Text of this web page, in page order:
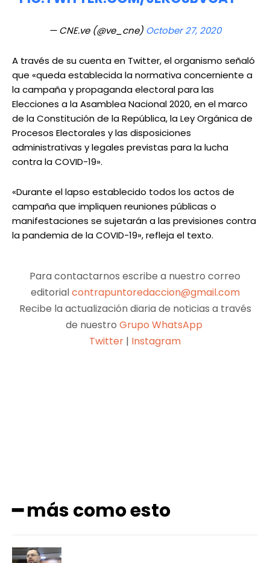
— CNE.ve (@ve_cne) October 27, 2020
A través de su cuenta en Twitter, el organismo señaló
que «queda establecida la normativa concerniente a
la campaña y propaganda electoral para las
Elecciones a la Asamblea Nacional 2020, en el marco
de la Constitución de la República, la Ley Orgánica de
Procesos Electorales y las disposiciones
administrativas y legales previstas para la lucha
contra la COVID-19».
«Durante el lapso establecido todos los actos de
campaña que impliquen reuniones públicas o
manifestaciones se sujetarán a las previsiones contra
la pandemia de la COVID-19», refleja el texto.
Para contactarnos escribe a nuestro correo
editorialcontrapuntoredaccion@gmail.com
Recibe la actualización diaria de noticias a través
de nuestro Grupo WhatsApp
Twitter | Instagram
━ más como esto